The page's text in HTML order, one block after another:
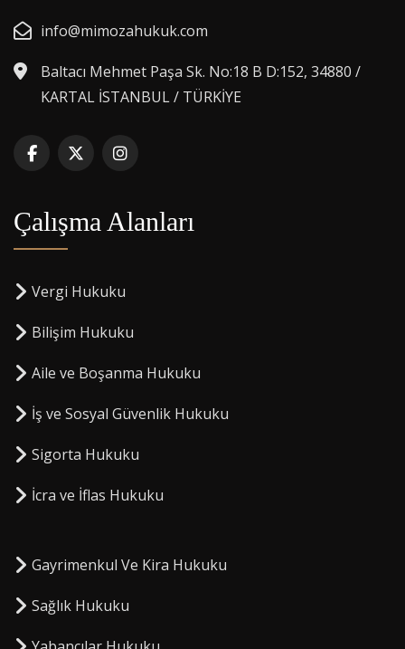
info@mimozahukuk.com
Baltacı Mehmet Paşa Sk. No:18 B D:152, 34880 /
KARTAL İSTANBUL / TÜRKİYE
Çalışma Alanları
Vergi Hukuku
Bilişim Hukuku
Aile ve Boşanma Hukuku
İş ve Sosyal Güvenlik Hukuku
Sigorta Hukuku
⁠İcra ve İflas Hukuku
Gayrimenkul Ve Kira Hukuku
Sağlık Hukuku